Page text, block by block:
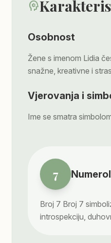
psychology
Osobnost
Žene s imenom Lidia
snažne, kreativne i
Vjerovanja i
Ime se smatra
7
Broj 7 Broj 7
introspekciju,